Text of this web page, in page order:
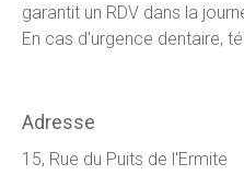
garantit un RDV dans la
En cas d'urgence dentaire,
Adresse
15, Rue du Puits de l'Ermite